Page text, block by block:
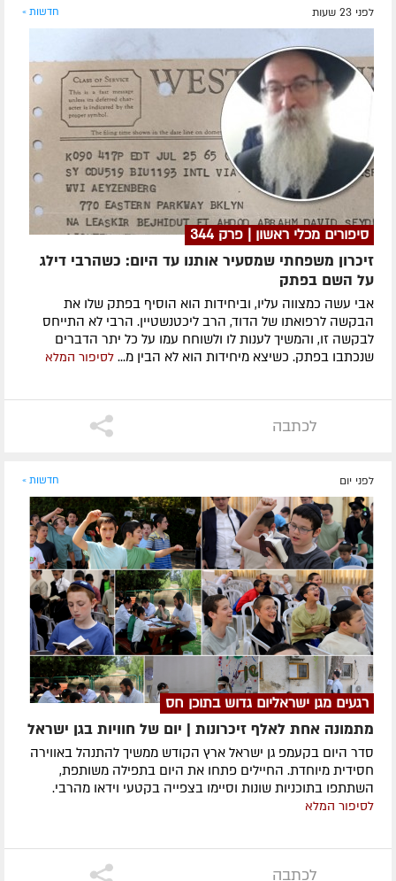
לפני 23 שעות חדשות »
סיפורים מכלי ראשון | פרק 344
זיכרון משפחתי שמסעיר אותנו עד היום: כשהרבי דילג
על השם בפתק
אבי עשה כמצווה עליו, וביחידות הוא הוסיף בפתק שלו את
הבקשה לרפואתו של הדוד, הרב ליכטנשטיין. הרבי לא התייחס
לבקשה זו, והמשיך לענות לו ולשוחח עמו על כל יתר הדברים
שנכתבו בפתק. כשיצא מיחידות הוא לא הבין מ... לסיפור המלא
לכתבה
לפני יום חדשות »
רגעים מגן ישראליום גדוש בתוכן חס
מתמונה אחת לאלף זיכרונות | יום של חוויות בגן ישראל
סדר היום בקעמפ גן ישראל ארץ הקודש ממשיך להתנהל באווירה
חסידית מיוחדת. החיילים פתחו את היום בתפילה משותפת,
השתתפו בתוכניות שונות וסיימו בצפייה בקטעי וידאו מהרבי.
לסיפור המלא
לכתבה